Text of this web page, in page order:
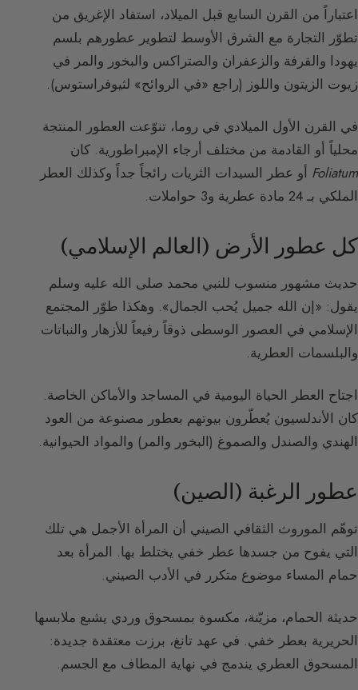
اعتباراً من القرن السابع قبل الميلاد، استفاد الإغريق من
تطوّر التجارة مع الشرق الأوسط لتطوير عطورهم بلسم
يهودا والقرفة والزعفران والصتراكس والبخور والمر في
زيوت الزيتون واللوز (راجع «في الروائح» لثيوفراستوس).
في القرن الأول الميلادي في روما، تنوّعت العطور المنتجة
محلياً أو القادمة من مختلف أرجاء الإمبراطورية. كان
Foliatum أو عطر السيدات الثريات رائجاً جداً وكذلك العطر
الملكي بـ 24 مادة عطرية و3 حواملات.
كل عطور الأرض (العالم الإسلامي)
حديث مشهور منسوب للنبي محمد صلى الله عليه وسلم
يقول: «إن الله جميل يُحب الجمال». وهكذا طوّر المجتمع
الإسلامي في العصور الوسطى ذوقاً رفيعاً للأزهار والنباتات
والبلسمات العطرية.
اجتاح العطر الحياة اليومية في المساجد والأماكن الخاصة.
كان الأندلسيون يُعطّرون بيوتهم بعطور مصنوعة من العود
الهندي والصندل والصموغ (البخور والمر) والمواد الحيوانية.
عطور الرغبة (الصين)
توهّم الموروث الثقافي الصيني أن المرأة الأجمل هي تلك
التي يفوح من جسدها عطر خفي يختلط بها. المرأة بعد
حمام المساء موضوع متكرر في الأدب الصيني.
حديثة الحمام، مزيّنة، مكسوة بمسحوق وردي يشبع ملابسها
الحريرية بعطر خفي. في عهد تانغ، برزت معتقدة جديدة:
المسحوق العطري يندمج في نهاية المطاف مع الجسم.